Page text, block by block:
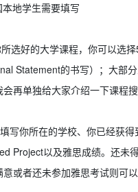
地学生需要填写
选好的大学课程，你可以选
Statement的书写）；大部
再单独给大家介绍一下课程
写你所在的学校、你已经获
Project以及雅思成绩。还未
或者还未参加雅思考试则可